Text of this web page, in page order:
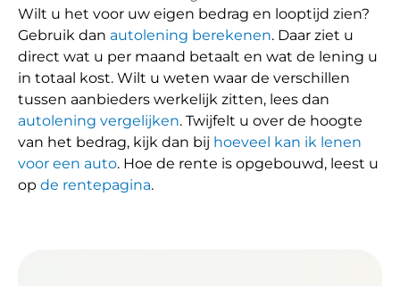
Wilt u het voor uw eigen bedrag en looptijd zien?
Gebruik dan autolening berekenen. Daar ziet u
direct wat u per maand betaalt en wat de lening u
in totaal kost. Wilt u weten waar de verschillen
tussen aanbieders werkelijk zitten, lees dan
autolening vergelijken. Twijfelt u over de hoogte
van het bedrag, kijk dan bij hoeveel kan ik lenen
voor een auto. Hoe de rente is opgebouwd, leest u
op de rentepagina.